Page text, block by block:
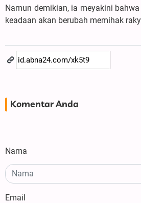
Namun demikian, ia meyakini
keadaan akan berubah memihak
Komentar Anda
Nama
Email